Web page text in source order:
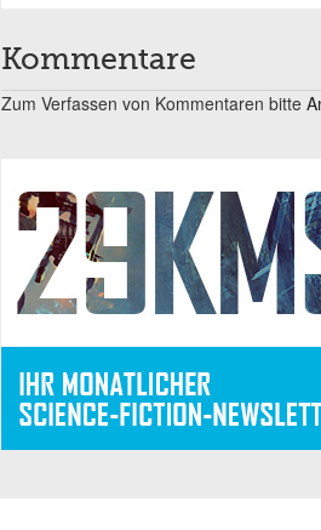
Kommentare
Zum Verfassen von Kommentaren bitte